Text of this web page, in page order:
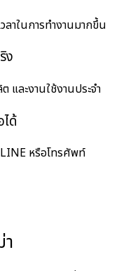
ลาในการทำงานมากขึ้น
ง
และงานใช้งานประจำ
ด้
หรือโทรศัพท์